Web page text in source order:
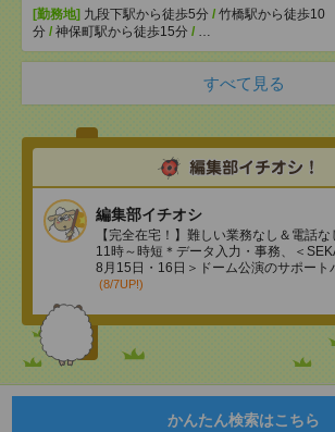
[勤務地] 九段下駅から徒歩5分 / 竹橋駅から徒歩10
分 / 神保町駅から徒歩15分 / …
すべて見る
編集部イチオシ
【完全在宅！】難しい業務なし＆電話
11時～時短＊データ入力・事務、＜
8月15日・16日＞ドーム公演のサポート
(8/7UP!)
かんたん検索はこちら